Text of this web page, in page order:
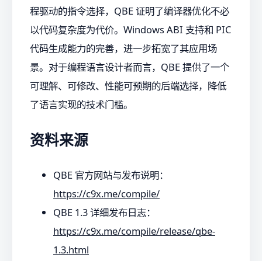
程驱动的指令选择，QBE 证明了编译器优化不必
以代码复杂度为代价。Windows ABI 支持和 PIC
代码生成能力的完善，进一步拓宽了其应用场
景。对于编程语言设计者而言，QBE 提供了一个
可理解、可修改、性能可预期的后端选择，降低
了语言实现的技术门槛。
资料来源
QBE 官方网站与发布说明：
https://c9x.me/compile/
QBE 1.3 详细发布日志：
https://c9x.me/compile/release/qbe-
1.3.html